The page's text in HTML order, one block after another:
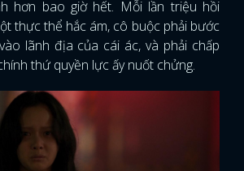
hơn bao giờ hết. Mỗi lần triệu hồi
thực thể hắc ám, cô buộc phải bước
lãnh địa của cái ác, và phải chấp
thứ quyền lực ấy nuốt chửng.